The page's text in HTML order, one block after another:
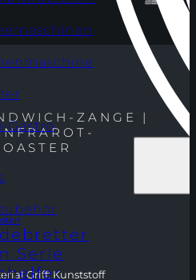
Gastro
Serie
ZANGE |
Griff:Kunststoff